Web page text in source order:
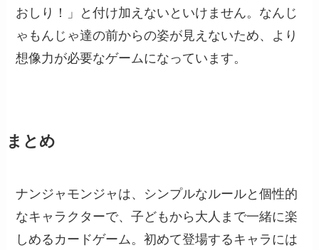
おしり！」と付け加えないといけません。なんじ
ゃもんじゃ達の前からの姿が見えないため、より
想像力が必要なゲームになっています。
まとめ
ナンジャモンジャは、シンプルなルールと個性的
なキャラクターで、子どもから大人まで一緒に楽
しめるカードゲーム。初めて登場するキャラには